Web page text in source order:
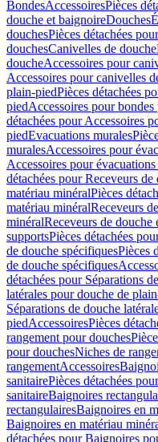
BondesAccessoiresPièces
douche et baignoireDouches
douchesPièces détachées
douchesCanivelles de douche
doucheAccessoires pour
Accessoires pour canivelles
plain-piedPièces détachées
piedAccessoires pour
détachées pour Accessoires
piedEvacuations murales
muralesAccessoires pour
Accessoires pour
détachées pour Receveurs de
matériau minéralPièces
matériau minéralReceveurs
minéralReceveurs de douche
supportsPièces détachées
de douche spécifiquesPièces
de douche spécifiques
détachées pour Séparations
latérales pour douche de
Séparations de douche
piedAccessoiresPièces
rangement pour douches
pour douchesNiches de
rangementAccessoires
sanitairePièces détachées
sanitaireBaignoires
rectangulairesBaignoires en
Baignoires en matériau
détachées pour Baignoires